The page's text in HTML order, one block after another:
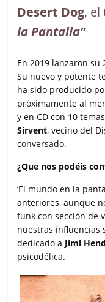
Desert Dog, el
la Pantalla”
En 2019 lanzaron su
Su nuevo y potente
ha sido producido
próximamente al
y en CD con 10
Sirvent, vecino del
conversado.
¿Que nos podéis
‘El mundo en la
anteriores, aunque
funk con sección de
nuestras influencias
dedicado a Jimi
psicodélica.